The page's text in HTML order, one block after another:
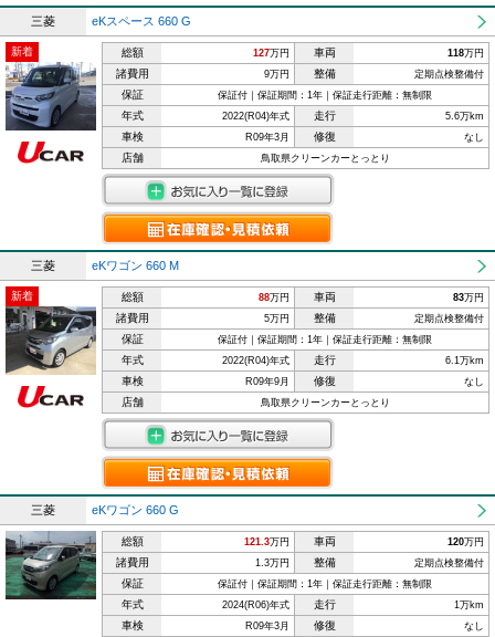
三菱 eKスペース 660 G
新着 総額 127万円 車両 118万円
諸費用 9万円 整備 定期点検整備付
保証 保証付｜保証期間：1年｜保証走行距離：無制限
年式 2022(R04)年式 走行 5.6万km
車検 R09年3月 修復 なし
店舗 鳥取県クリーンカーとっとり
三菱 eKワゴン 660 M
新着 総額 88万円 車両 83万円
諸費用 5万円 整備 定期点検整備付
保証 保証付｜保証期間：1年｜保証走行距離：無制限
年式 2022(R04)年式 走行 6.1万km
車検 R09年9月 修復 なし
店舗 鳥取県クリーンカーとっとり
三菱 eKワゴン 660 G
総額 121.3万円 車両 120万円
諸費用 1.3万円 整備 定期点検整備付
保証 保証付｜保証期間：1年｜保証走行距離：無制限
年式 2024(R06)年式 走行 1万km
車検 R09年3月 修復 なし